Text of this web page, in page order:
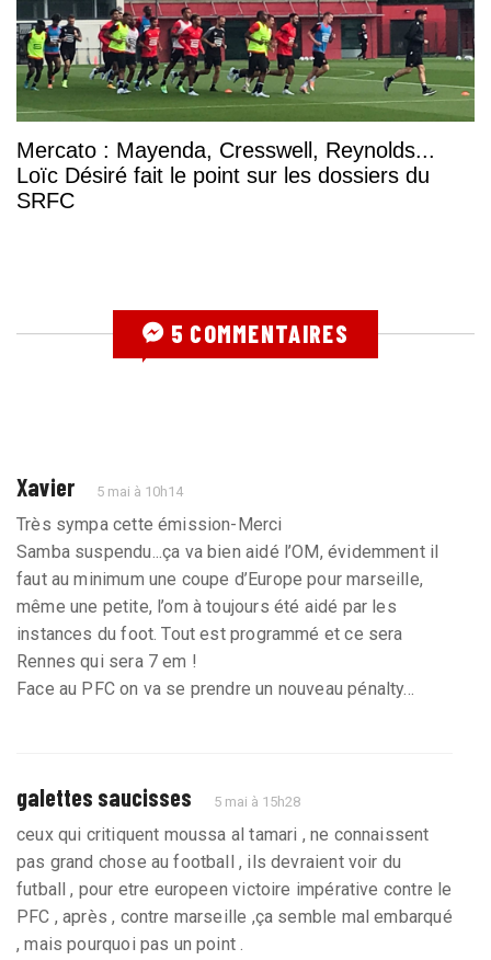
Mercato : Mayenda, Cresswell, Reynolds...
Loïc Désiré fait le point sur les dossiers du
SRFC
5 COMMENTAIRES
Xavier 5 mai à 10h14
Très sympa cette émission-Merci
Samba suspendu...ça va bien aidé l’OM, évidemment il
faut au minimum une coupe d’Europe pour marseille,
même une petite, l’om à toujours été aidé par les
instances du foot. Tout est programmé et ce sera
Rennes qui sera 7 em !
Face au PFC on va se prendre un nouveau pénalty...
galettes saucisses 5 mai à 15h28
ceux qui critiquent moussa al tamari , ne connaissent
pas grand chose au football , ils devraient voir du
futball , pour etre europeen victoire impérative contre le
PFC , après , contre marseille ,ça semble mal embarqué
, mais pourquoi pas un point .